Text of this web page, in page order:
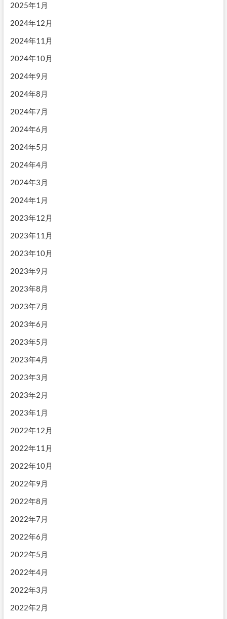
2025年1月
2024年12月
2024年11月
2024年10月
2024年9月
2024年8月
2024年7月
2024年6月
2024年5月
2024年4月
2024年3月
2024年1月
2023年12月
2023年11月
2023年10月
2023年9月
2023年8月
2023年7月
2023年6月
2023年5月
2023年4月
2023年3月
2023年2月
2023年1月
2022年12月
2022年11月
2022年10月
2022年9月
2022年8月
2022年7月
2022年6月
2022年5月
2022年4月
2022年3月
2022年2月